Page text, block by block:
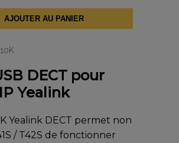
de
Adapteur
Yealink
AJOUTER AU PANIER
DECT pour
Yealink
Yealink DECT permet non
/ T42S de fonctionner